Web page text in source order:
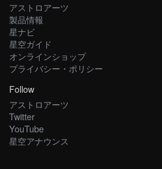
アストロアーツ
製品情報
星ナビ
星空ガイド
オンラインショップ
プライバシー・ポリシー
Follow
アストロアーツ
Twitter
YouTube
星空アナウンス